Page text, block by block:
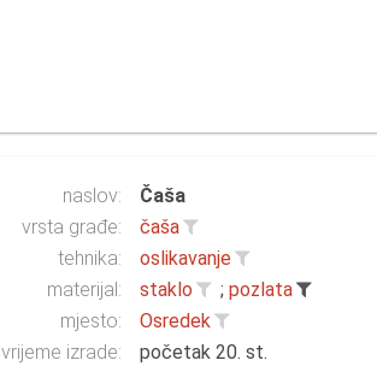
naslov:
Čaša
vrsta građe:
čaša
tehnika:
oslikavanje
materijal:
staklo ; pozlata
mjesto:
Osredek
vrijeme izrade:
početak 20. st.